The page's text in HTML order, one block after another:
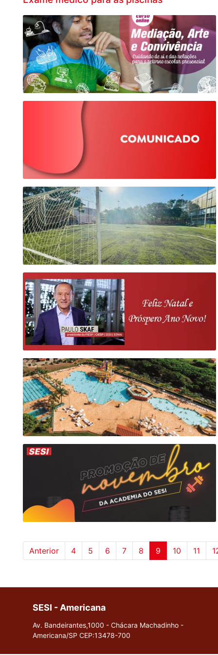
Anterior 4 5 6 7 8 9 10 11
SESI - Americana
Av. Bandeirantes,1000 - Chácara Machadinho -
Americana/SP CEP:13478-700